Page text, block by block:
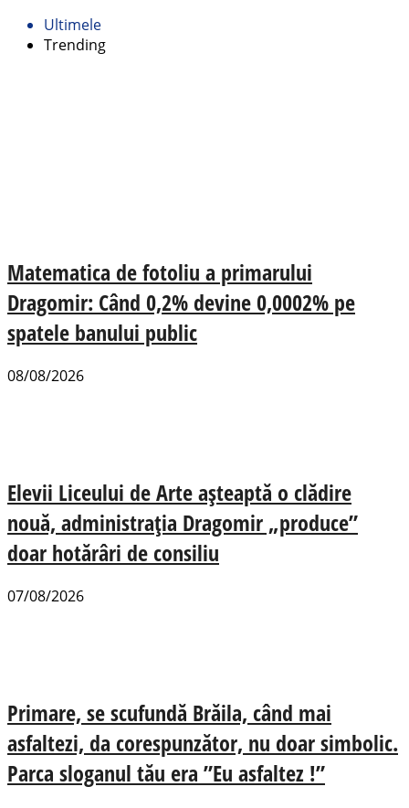
Ultimele
Trending
Matematica de fotoliu a primarului
Dragomir: Când 0,2% devine 0,0002% pe
spatele banului public
08/08/2026
Elevii Liceului de Arte așteaptă o clădire
nouă, administrația Dragomir „produce”
doar hotărâri de consiliu
07/08/2026
Primare, se scufundă Brăila, când mai
asfaltezi, da corespunzător, nu doar simbolic.
Parca sloganul tău era ”Eu asfaltez !”